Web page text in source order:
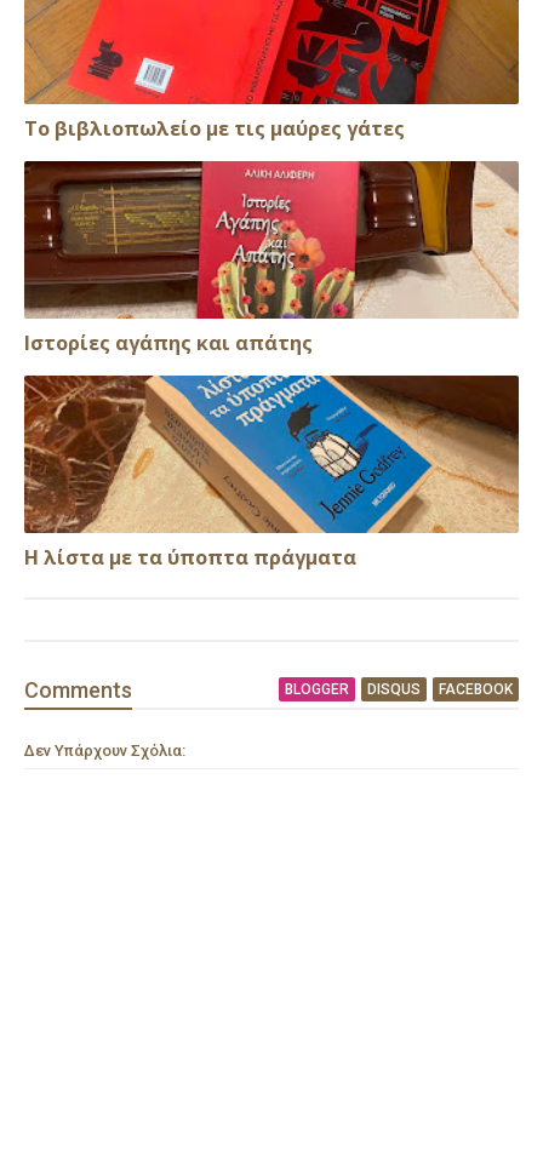
Το βιβλιοπωλείο με τις μαύρες γάτες
Ιστορίες αγάπης και απάτης
Η λίστα με τα ύποπτα πράγματα
Comments BLOGGER DISQUS FACEBOOK
Δεν Υπάρχουν Σχόλια: